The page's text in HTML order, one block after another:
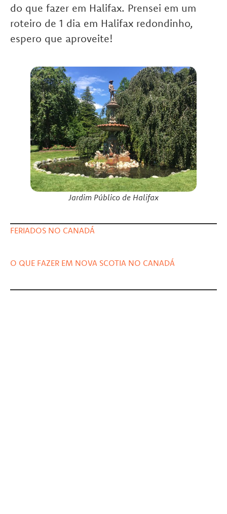
do que fazer em Halifax. Prensei em um
roteiro de 1 dia em Halifax redondinho,
espero que aproveite!
Jardim Público de Halifax
FERIADOS NO CANADÁ
O QUE FAZER EM NOVA SCOTIA NO CANADÁ